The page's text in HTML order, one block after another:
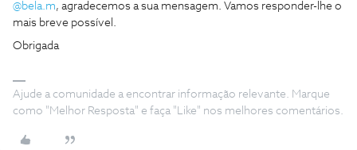
@bela.m, agradecemos a sua mensagem. Vamos responder-lhe o
mais breve possível.
Obrigada
Ajude a comunidade a encontrar informação relevante. Marque
como "Melhor Resposta" e faça "Like" nos melhores comentários.